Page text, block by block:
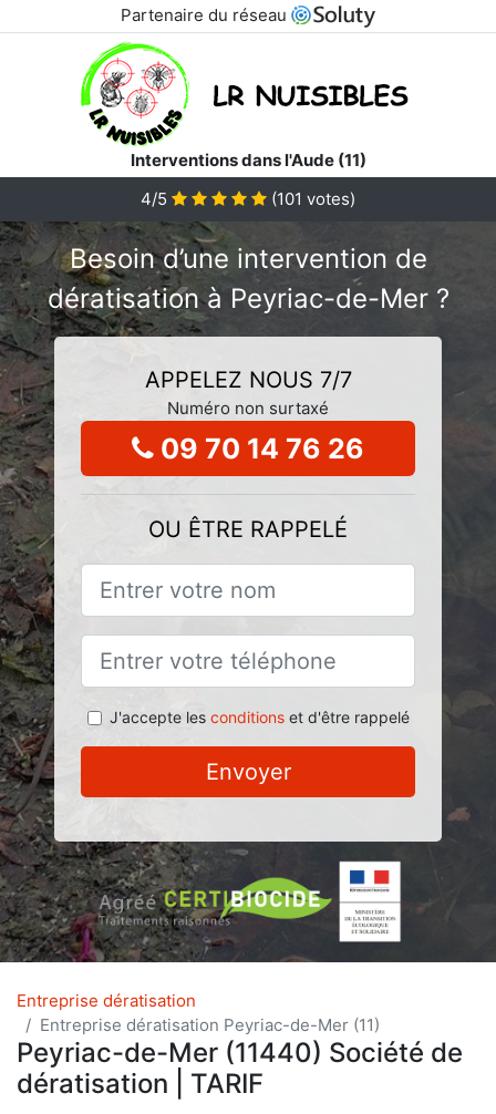
Partenaire du réseau
Interventions dans l'Aude (11)
4/5
(101 votes)
Besoin d’une intervention de
dératisation à Peyriac-de-Mer ?
APPELEZ NOUS 7/7
Numéro non surtaxé
09 70 14 76 26
OU ÊTRE RAPPELÉ
J'accepte les conditionset d'être rappelé
Envoyer
Entreprise dératisation
Entreprise dératisation Peyriac-de-Mer (11)
Peyriac-de-Mer (11440) Société de
dératisation | TARIF